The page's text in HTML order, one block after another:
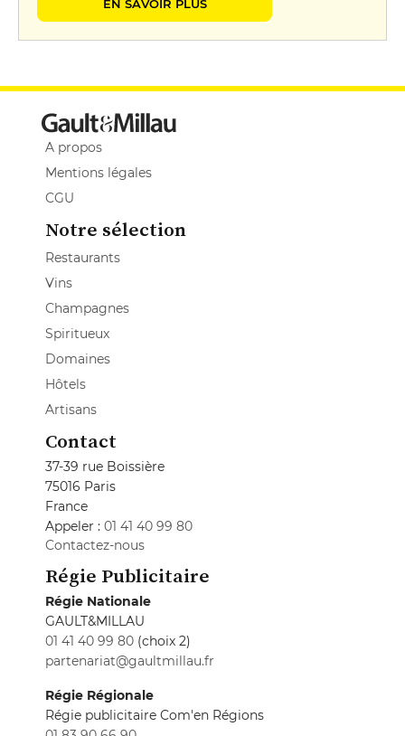
EN SAVOIR PLUS
A propos
Mentions légales
CGU
Notre sélection
Restaurants
Vins
Champagnes
Spiritueux
Domaines
Hôtels
Artisans
Contact
37-39 rue Boissière
75016 Paris
France
Appeler : 01 41 40 99 80
Contactez-nous
Régie Publicitaire
Régie Nationale
GAULT&MILLAU
01 41 40 99 80 (choix 2)
partenariat@gaultmillau.fr
Régie Régionale
Régie publicitaire Com'en Régions